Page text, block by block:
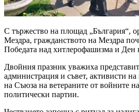
С тържество на площад „България“,
Мездра, гражданството на Мездра
Победата над хитлерофашизма и Ден
Двойния празник уважиха
администрация и съвет, активисти на
на Съюза на ветераните от войните
политически партии.